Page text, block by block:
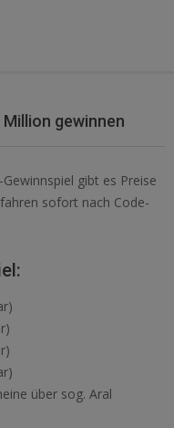
gewinnen
gibt es Preise
sofort nach Code-
über sog. Aral